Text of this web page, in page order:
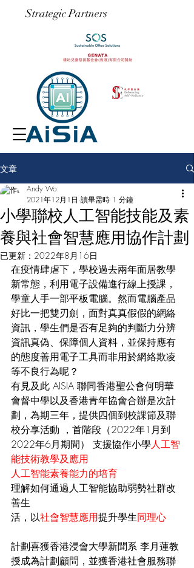
​Strategic Partners
文章
小學聯校人工智能技能及素
養與社會智慧應用協作計劃
Andy Wo
2021年12月1日 讀畢需時 1 分鐘
已更新： 2022年8月16日
在疫情肆虐下，學校過去兩年面居教學
新常態，利用電子設備進行線上授課，
學童人手一部平板電腦。然而電腦產品
好比一把雙刃劍，面對真真假假的網絡
資訊，學生們是否有足夠的判斷力分辨
資訊真偽、保障個人資料，並保持應有
的態度善用電子工具而非用於網絡欺凌
等不良行為呢？
有見及此 AISIA 聯同香港聖公會何明華
會督中學以及香港青年協會合辦是次計
劃，為期三年，提供四個到校課節及聯
校分享活動 ，首階段（2022年1月到
2022年6月期間） 支援協作小學人工智
能技術教學及應用
人工智能素養能力的培育
理解如何通過人工智能協助弱勢社群改
善生
活，以社會智慧應用提升學生同理心
計劃喜獲香港浸會大學新聞系 李月蓮教
授成為計劃顧問，並獲香港社會服務聯